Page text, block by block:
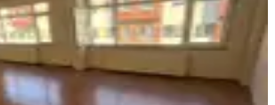
₺50.000 ₺